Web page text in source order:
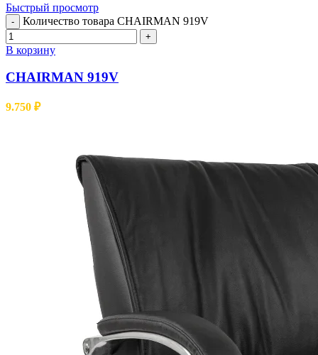
Быстрый просмотр
- Количество товара CHAIRMAN 919V
+
В корзину
CHAIRMAN 919V
9.750 ₽